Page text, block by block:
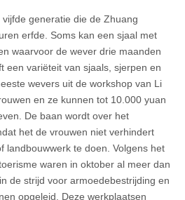
generatie die de Zhuang
erfde. Soms kan een sjaal met
waarvoor de wever drie maanden
een variëteit van sjaals, sjerpen en
wevers uit de workshop van Li
en ze kunnen tot 10.000 yuan
De baan wordt over het
het de vrouwen niet verhindert
landbouwwerk te doen. Volgens het
waren in oktober al meer dan
de strijd voor armoedebestrijding en
opgeleid. Deze werkplaatsen